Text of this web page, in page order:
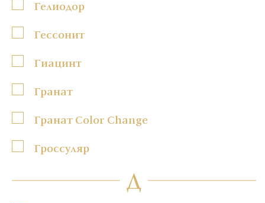
Гелиодор
Гессонит
Гиацинт
Гранат
Гранат Color Change
Гроссуляр
Д